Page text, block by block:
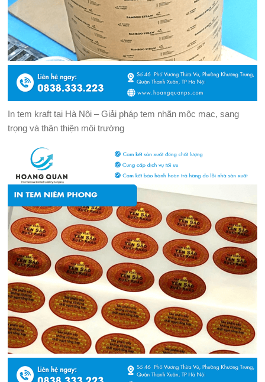
In tem kraft tại Hà Nội – Giải pháp tem nhãn mộc mạc, sang
trọng và thân thiện môi trường